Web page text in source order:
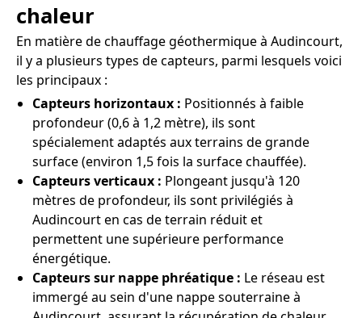
chaleur
En matière de chauffage géothermique à Audincourt,
il y a plusieurs types de capteurs, parmi lesquels voici
les principaux :
Capteurs horizontaux : Positionnés à faible
profondeur (0,6 à 1,2 mètre), ils sont
spécialement adaptés aux terrains de grande
surface (environ 1,5 fois la surface chauffée).
Capteurs verticaux : Plongeant jusqu'à 120
mètres de profondeur, ils sont privilégiés à
Audincourt en cas de terrain réduit et
permettent une supérieure performance
énergétique.
Capteurs sur nappe phréatique : Le réseau est
immergé au sein d'une nappe souterraine à